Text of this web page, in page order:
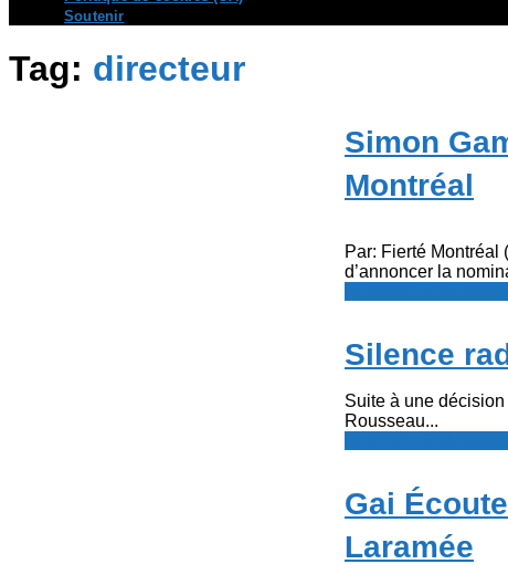
Soutenir
Tag: directeur
Simon
Montréal
Par: Fierté Montréal
d’annoncer la
Silence
Suite à une
Rousseau...
Gai
Laramée